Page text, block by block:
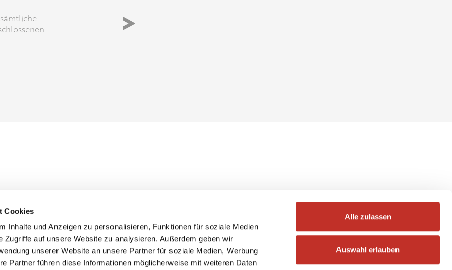
Cookies
Inhalte und Anzeigen zu personalisieren, Funktionen für soziale Medien
Zugriffe auf unsere Website zu analysieren. Außerdem geben wir
unserer Website an unsere Partner für soziale Medien, Werbung
Partner führen diese Informationen möglicherweise mit weiteren Daten
Alle zulassen
Auswahl erlauben
und